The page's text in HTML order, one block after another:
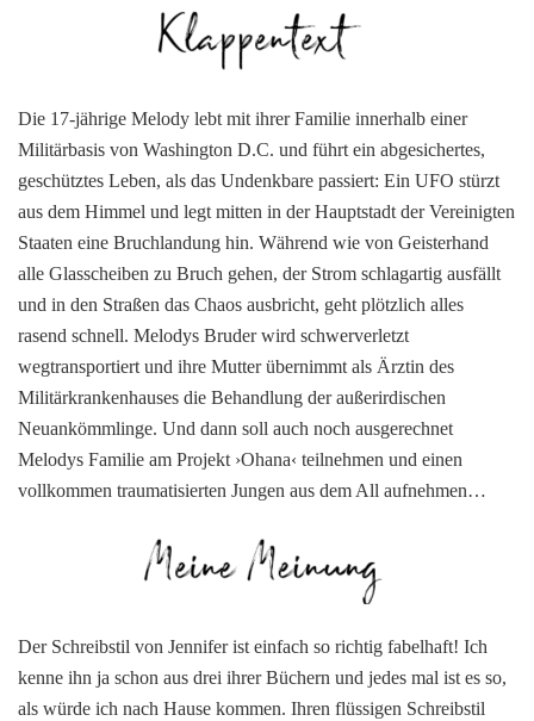
Die 17-jährige Melody lebt mit ihrer Familie innerhalb einer
Militärbasis von Washington D.C. und führt ein abgesichertes,
geschütztes Leben, als das Undenkbare passiert: Ein UFO stürzt
aus dem Himmel und legt mitten in der Hauptstadt der Vereinigten
Staaten eine Bruchlandung hin. Während wie von Geisterhand
alle Glasscheiben zu Bruch gehen, der Strom schlagartig ausfällt
und in den Straßen das Chaos ausbricht, geht plötzlich alles
rasend schnell. Melodys Bruder wird schwerverletzt
wegtransportiert und ihre Mutter übernimmt als Ärztin des
Militärkrankenhauses die Behandlung der außerirdischen
Neuankömmlinge. Und dann soll auch noch ausgerechnet
Melodys Familie am Projekt ›Ohana‹ teilnehmen und einen
vollkommen traumatisierten Jungen aus dem All aufnehmen…
Der Schreibstil von Jennifer ist einfach so richtig fabelhaft! Ich
kenne ihn ja schon aus drei ihrer Büchern und jedes mal ist es so,
als würde ich nach Hause kommen. Ihren flüssigen Schreibstil